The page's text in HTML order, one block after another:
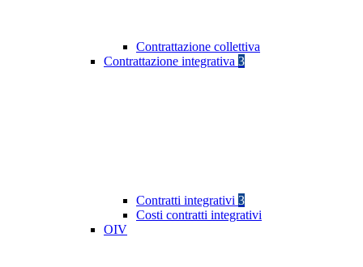
Contrattazione collettiva
Contrattazione integrativa 3
Contratti integrativi 3
Costi contratti integrativi
OIV